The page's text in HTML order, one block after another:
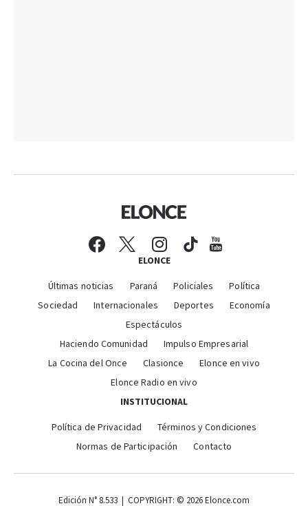
ELONCE
Últimas noticias Paraná Policiales
Política
Sociedad
Internacionales Deportes
Economía
Espectáculos
Haciendo Comunidad
Impulso Empresarial
La Cocina del Once
Clasionce
Elonce en vivo
Elonce Radio en vivo
INSTITUCIONAL
Política de Privacidad
Términos y Condiciones
Normas de Participación
Contacto
Edición N° 8.533 | COPYRIGHT: © 2026 Elonce.com